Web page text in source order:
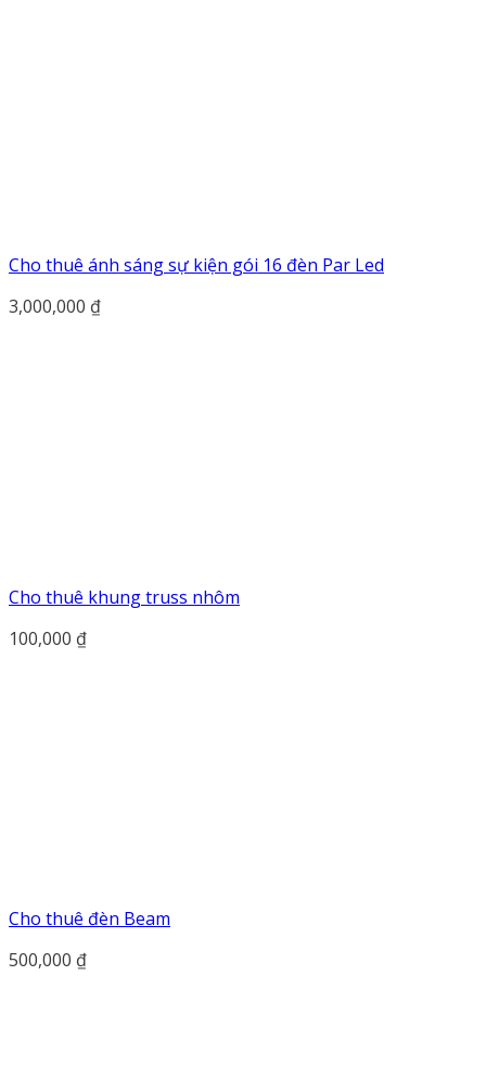
Cho thuê ánh sáng sự kiện gói 16 đèn Par Led
3,000,000 ₫
Cho thuê khung truss nhôm
100,000 ₫
Cho thuê đèn Beam
500,000 ₫